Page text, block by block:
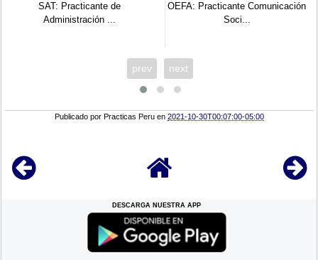
de
...
OEFA: Practicante Comunicación
prev next
Publicado porPracticas Peru en2021-10-30T00:07:00-05:00
DESCARGA NUESTRA APP